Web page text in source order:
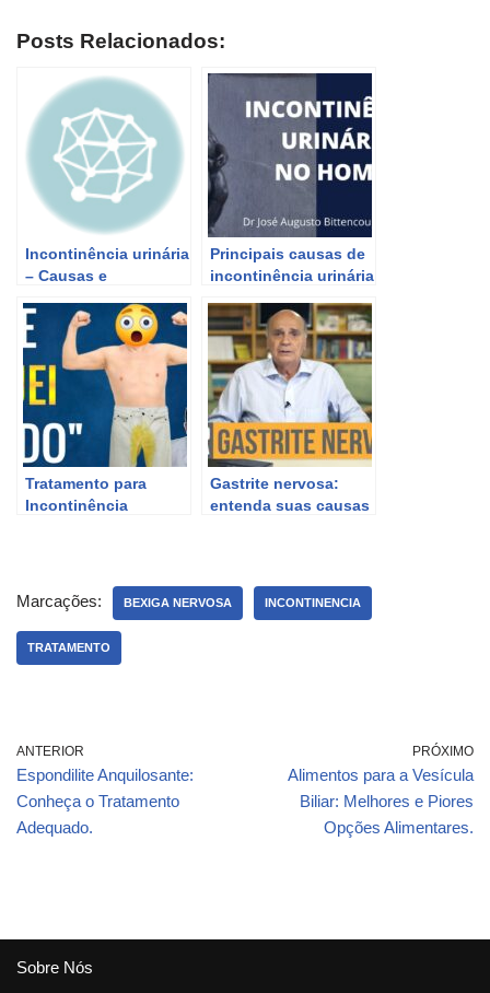
Posts Relacionados:
Incontinência urinária
– Causas e
Saúde na Rede
Principais causas de
incontinência urinária
Tratamento para
Incontinência
Gastrite nervosa:
entenda suas causas
Marcações: BEXIGA NERVOSA INCONTINENCIA
TRATAMENTO
ANTERIOR
Espondilite Anquilosante:
Conheça o Tratamento
Adequado.
PRÓXIMO
Alimentos para a Vesícula
Biliar: Melhores e Piores
Opções Alimentares.
Sobre Nós